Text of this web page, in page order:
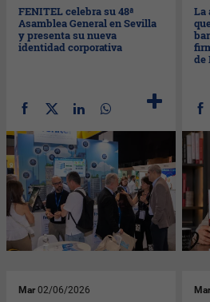
FENITEL celebra su 48ª
Asamblea General en Sevilla
y presenta su nueva
identidad corporativa
La
de
Mar 02/06/2026 Mar